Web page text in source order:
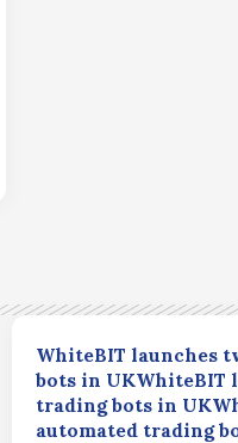
WhiteBIT launches
bots in UKWhiteBIT
trading bots in
automated trading